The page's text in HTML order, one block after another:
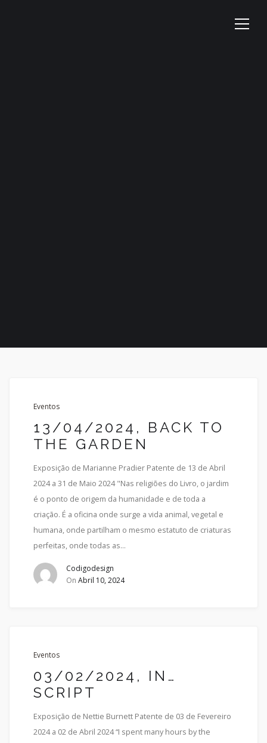
Eventos
13/04/2024, BACK TO
THE GARDEN
Exposição de Marianne Pradier Patente de 13 de Abril
2024 a 31 de Maio 2024 "Nas religiões do Livro, o jardim
é o ponto de origem da humanidade e de toda a
criação. É a oficina onde surge a vida animal, vegetal e
humana, onde partilham o mesmo estatuto de criaturas
perfeitas, onde todas as...
Codigodesign
On Abril 10, 2024
Eventos
03/02/2024, IN…
SCRIPT
Exposição de Nettie Burnett Patente de 03 de Fevereiro
2024 a 02 de Abril 2024 “I spent many hours by the